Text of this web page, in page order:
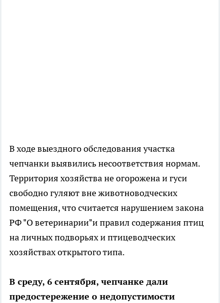
В ходе выездного обследования участка
чепчанки выявились несоответствия нормам.
Территория хозяйства не огорожена и гуси
свободно гуляют вне животноводческих
помещения, что считается нарушением закона
РФ "О ветеринарии"и правил содержания птиц
на личных подворьях и птицеводческих
хозяйствах открытого типа.
В среду, 6 сентября, чепчанке дали
предостережение о недопустимости